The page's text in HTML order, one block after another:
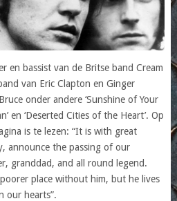
en bassist van de Britse band Cream
van Eric Clapton en Ginger
onder andere ‘Sunshine of Your
en ‘Deserted Cities of the Heart’. Op
is te lezen: “It is with great
announce the passing of our
granddad, and all round legend.
place without him, but he lives
our hearts”.